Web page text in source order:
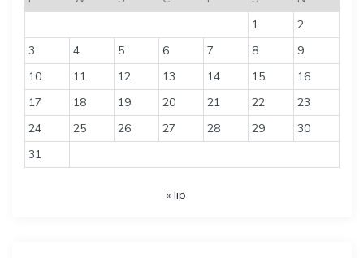
1
2
3
4 5 6 7 8
9
10
11 12 13 14 15
16
17
18 19 20 21 22
23
24
25 26 27 28 29
30
31
« lip